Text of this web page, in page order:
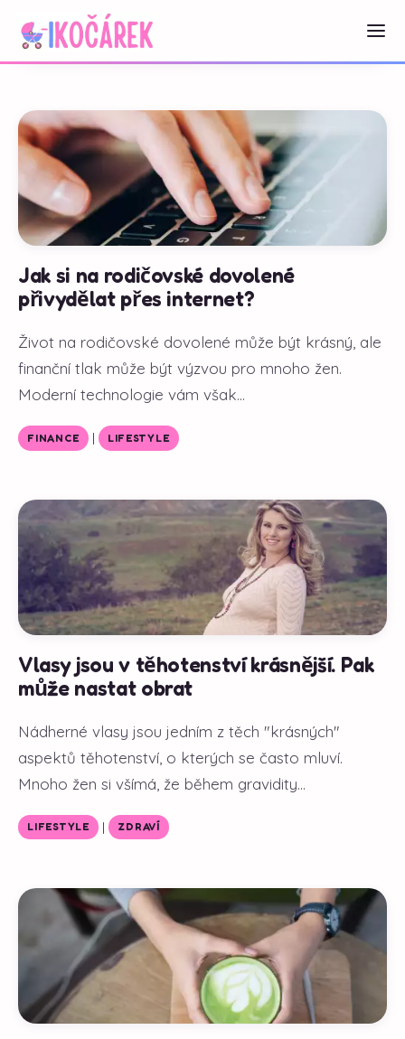
Jak si na rodičovské dovolené
přivydělat přes internet?
Život na rodičovské dovolené může být krásný, ale
finanční tlak může být výzvou pro mnoho žen.
Moderní technologie vám však...
FINANCE | LIFESTYLE
Vlasy jsou v těhotenství krásnější. Pak
může nastat obrat
Nádherné vlasy jsou jedním z těch "krásných"
aspektů těhotenství, o kterých se často mluví.
Mnoho žen si všímá, že během gravidity...
LIFESTYLE | ZDRAVÍ